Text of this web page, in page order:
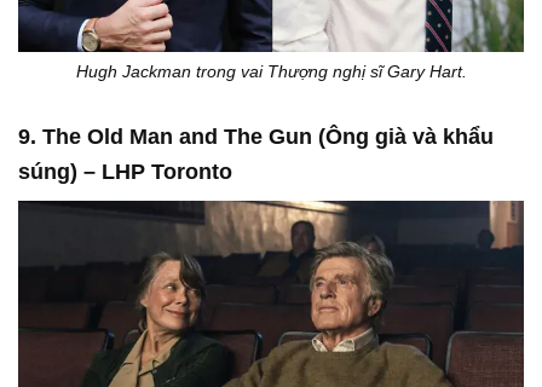
Hugh Jackman trong vai Thượng nghị sĩ Gary Hart.
9. The Old Man and The Gun (Ông già và khẩu
súng) – LHP Toronto